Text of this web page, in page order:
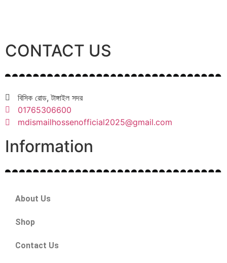
CONTACT US
বিসিক রোড, টাঙ্গাইল সদর
01765306600
mdismailhossenofficial2025@gmail.com
Information
About Us
Shop
Contact Us